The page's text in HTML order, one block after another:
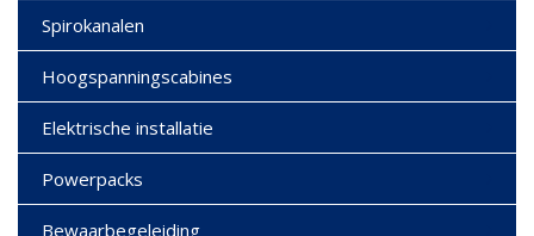
Spirokanalen
Hoogspanningscabines
Elektrische installatie
Powerpacks
Bewaarbegeleiding